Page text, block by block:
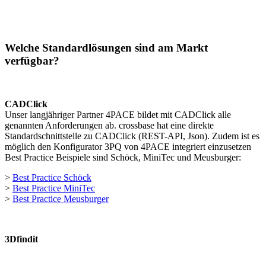
Welche Standardlösungen sind am Markt
verfügbar?
CADClick
Unser langjähriger Partner 4PACE bildet mit CADClick alle
genannten Anforderungen ab. crossbase hat eine direkte
Standardschnittstelle zu CADClick (REST-API, Json). Zudem ist es
möglich den Konfigurator 3PQ von 4PACE integriert einzusetzen
Best Practice Beispiele sind Schöck, MiniTec und Meusburger:
> Best Practice Schöck
> Best Practice MiniTec
> Best Practice Meusburger
3Dfindit